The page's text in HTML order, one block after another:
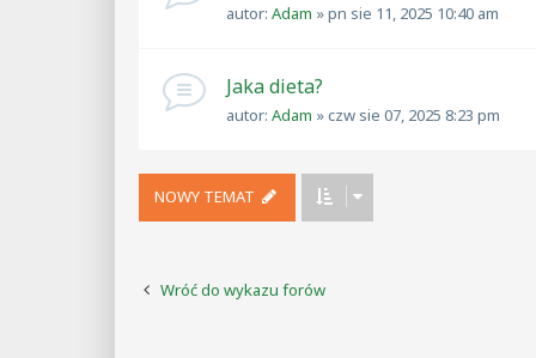
autor: Adam »pn sie 11, 2025 10:40 am
Jaka dieta?
autor: Adam »czw sie 07, 2025 8:23 pm
NOWY TEMAT
Wróć do wykazu forów